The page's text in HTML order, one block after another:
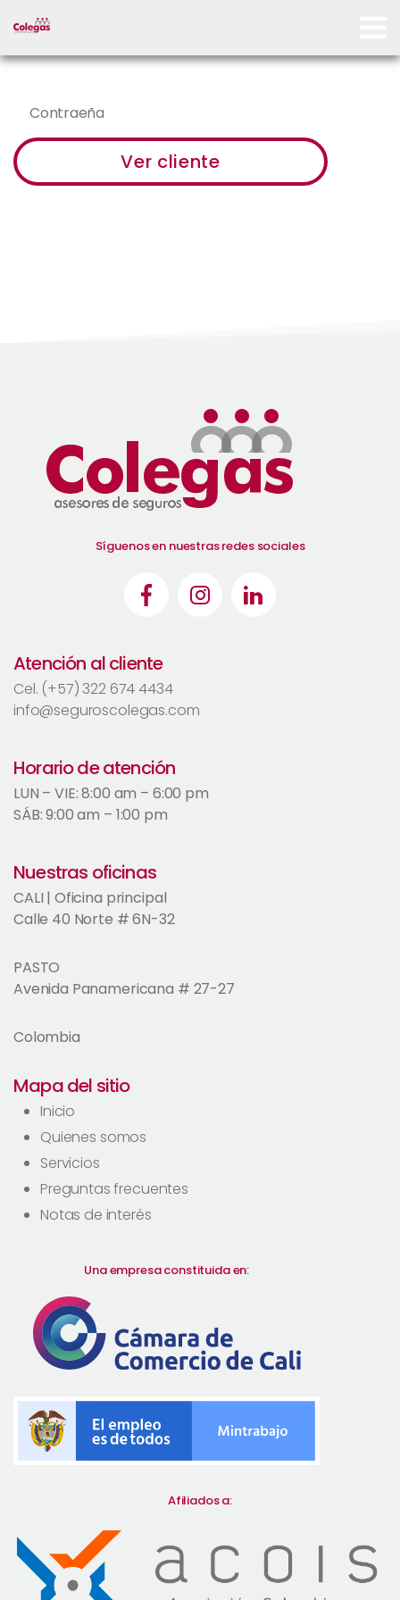
Síguenos en nuestras redes sociales
Atención al cliente
Cel. (+57) 322 674 4434
info@seguroscolegas.com
Horario de atención
LUN – VIE: 8:00 am – 6:00 pm
SÁB: 9:00 am – 1:00 pm
Nuestras oficinas
CALI | Oficina principal
Calle 40 Norte # 6N-32
PASTO
Avenida Panamericana # 27-27
Colombia
Mapa del sitio
Inicio
Quienes somos
Servicios
Preguntas frecuentes
Notas de interés
Una empresa constituida en:
Afiliados a: